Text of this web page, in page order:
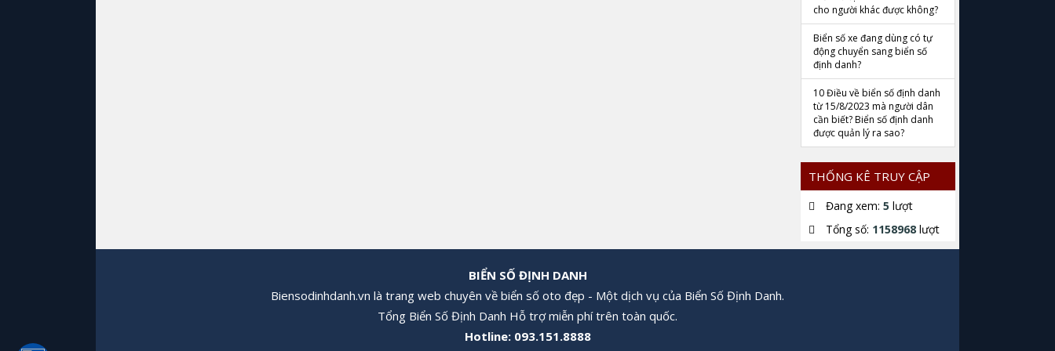
cho người khác được không?
Biển số xe đang dùng có tự
động chuyển sang biển số
định danh?
10 Điều về biển số định danh
từ 15/8/2023 mà người dân
cần biết? Biển số định danh
được quản lý ra sao?
THỐNG KÊ TRUY CẬP
Đang xem: 5 lượt
Tổng số: 1158968 lượt
BIỂN SỐ ĐỊNH DANH
Biensodinhdanh.vn là trang web chuyên về biển số oto đẹp - Một dịch vụ của Biển Số Định Danh.
Tổng Biển Số Định Danh Hỗ trợ miễn phí trên toàn quốc.
Hotline: 093.151.8888